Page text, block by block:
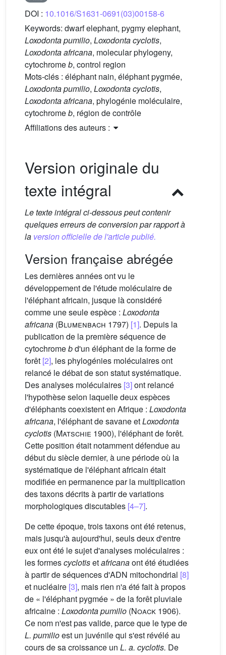
DOI : 10.1016/S1631-0691(03)00158-6
Keywords: dwarf elephant, pygmy elephant,
Loxodonta pumilio, Loxodonta cyclotis,
Loxodonta africana, molecular phylogeny,
cytochromeb, control region
Mots-clés : éléphant nain, éléphant pygmée,
Loxodonta pumilio, Loxodonta cyclotis,
Loxodonta africana, phylogénie moléculaire,
cytochromeb, région de contrôle
Affiliations des auteurs :
Version originale du
texte intégral
Le texte intégral ci-dessous peut contenir
quelques erreurs de conversion par rapport à
la version officielle de l'article publié.
Version française abrégée
Les dernières années ont vu le
développement de l'étude moléculaire de
l'éléphant africain, jusque là considéré
comme une seule espèce : Loxodonta
africana (Blumenbach 1797) [1]. Depuis la
publication de la première séquence de
cytochromebd'un éléphant de la forme de
forêt [2], les phylogénies moléculaires ont
relancé le débat de son statut systématique.
Des analyses moléculaires [3]ont relancé
l'hypothèse selon laquelle deux espèces
d'éléphants coexistent en Afrique : Loxodonta
africana, l'éléphant de savane etLoxodonta
cyclotis (Matschie 1900), l'éléphant de forêt.
Cette position était notamment défendue au
début du siècle dernier, à une période où la
systématique de l'éléphant africain était
modifiée en permanence par la multiplication
des taxons décrits à partir de variations
morphologiques discutables [4–7].
De cette époque, trois taxons ont été retenus,
mais jusqu'à aujourd'hui, seuls deux d'entre
eux ont été le sujet d'analyses moléculaires :
les formescyclotisetafricanaont été étudiées
à partir de séquences d'ADN mitochondrial [8]
et nucléaire [3], mais rien n'a été fait à propos
de « l'éléphant pygmée » de la forêt pluviale
africaine : Loxodonta pumilio (Noack 1906).
Ce nom n'est pas valide, parce que le type de
L. pumilioest un juvénile qui s'est révélé au
cours de sa croissance un L. a. cyclotis. De